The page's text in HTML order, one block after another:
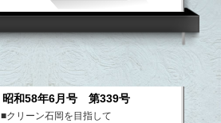
昭和58年6月号 第339号
■クリーン石岡を目指して